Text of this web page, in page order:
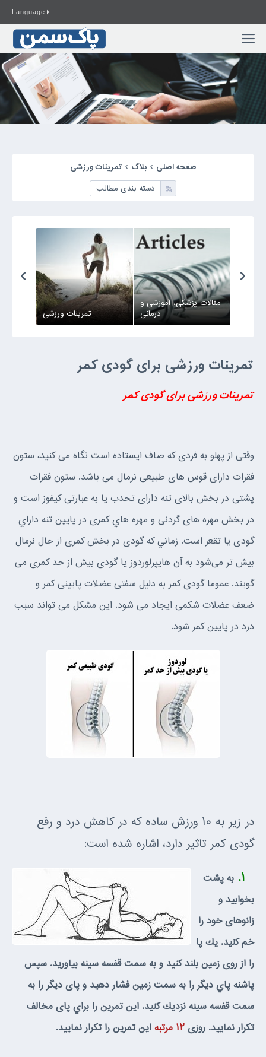
صفحه اصلی بلاگ تمرینات ورزشی
دسته بندی مطالب
تمرینات ورزشی
مقالات پزشکی، آموزشی و
درمانی
تمرينات ورزشى براى گودى كمر
تمرينات ورزشى براى گودى كمر
وقتى از پهلو به فردى كه صاف ايستاده است نگاه مى كنيد، ستون
فقرات داراى قوس هاى طبيعى نرمال مى باشد. ستون فقرات
پشتى در بخش بالاى تنه داراى تحدب يا به عبارتى كيفوز است و
در بخش مهره هاى گردنى و مهره هاي كمرى در پايين تنه داراي
گودى يا تقعر است. زماني كه گودى در بخش كمرى از حال نرمال
بيش تر مى‌شود به آن هايپرلوردوز يا گودى بيش از حد كمرى مى
گويند. عموما گودى كمر به دليل سفتى عضلات پايينى كمر و
ضعف عضلات شكمى ايجاد مى شود. اين مشكل مى تواند سبب
درد در پايين كمر شود.
در زير به ۱۰ ورزش ساده كه در كاهش درد و رفع
گودى كمر تاثير دارد، اشاره شده است:
۱. به پشت
بخوابيد و
زانوهاى خود را
خم كنيد. يك پا
را از روى زمين بلند كنيد و به سمت قفسه سينه بياوريد. سپس
پاشنه پاي ديگر را به سمت زمين فشار دهيد و پاى ديگر را به
سمت قفسه سينه نزديك كنيد. اين تمرين را براي پاى مخالف
تكرار نماييد. روزى۱۲ مرتبه اين تمرين را تكرار نماييد.